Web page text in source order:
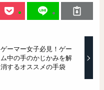
ゲーマー女子必見！ゲー
ム中の手のかじかみを解
消するオススメの手袋